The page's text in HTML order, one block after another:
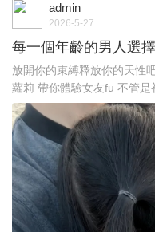
admin
2026-5-27
每一個年齡的男人選
放開你的束縛釋放你的天性
蘿莉 帶你體驗女友fu 不管是